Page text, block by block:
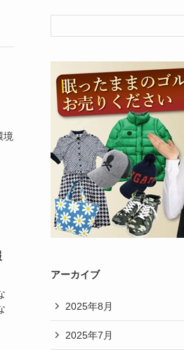
境
アーカイブ
2025年8月
2025年7月